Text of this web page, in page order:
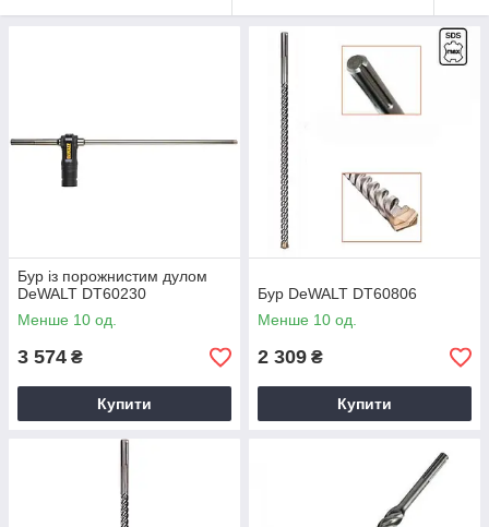
Бур із порожнистим дулом
DeWALT DT60230
Менше 10 од.
3 574 ₴
Купити
Бур DeWALT DT60806
Менше 10 од.
2 309 ₴
Купити